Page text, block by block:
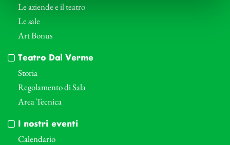
Le aziende e il teatro
Le sale
Art Bonus
Teatro Dal Verme
Storia
Regolamento di Sala
Area Tecnica
I nostri eventi
Calendario